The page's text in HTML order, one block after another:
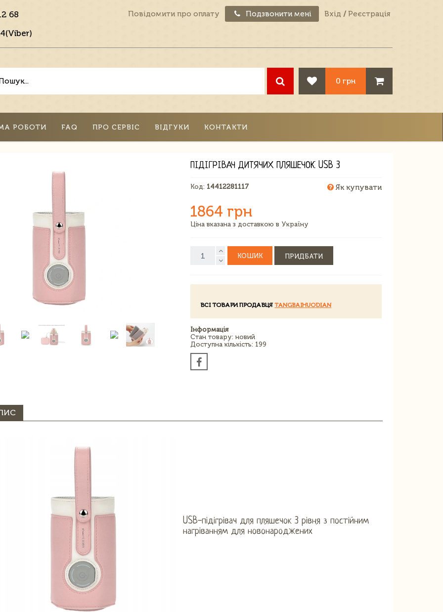
68
Повідомити про оплату Подзвонити мені Вхід / Реєстрація
0 грн
РОБОТИ FAQ ПРО СЕРВІС ВІДГУКИ КОНТАКТИ
ПІДІГРІВАЧ ДИТЯЧИХ ПЛЯШЕЧОК USB 3
Код: 14412281117 Як купувати
1864 грн
Ціна вказана з доставкою в Україну
КОШИК ПРИДБАТИ
ВСІ ТОВАРИ ПРОДАВЦЯTANGBAIHUODIAN
Інформація
Стан товару: новий
Доступна кількість: 199
USB-підігрівач для пляшечок 3 рівня з постійним
нагріванням для новонароджених